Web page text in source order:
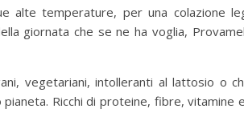
alte temperature, per una colazione
giornata che se ne ha voglia,
vegetariani, intolleranti al lattosio o
Ricchi di proteine, fibre, vitamine